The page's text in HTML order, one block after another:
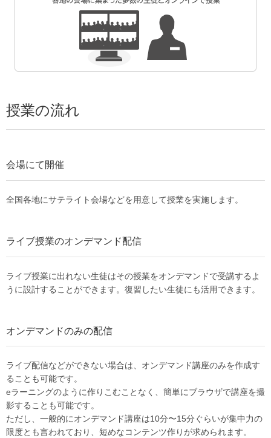
授業の流れ
会場にて開催
全国各地にサテライト会場などを用意して授業を実施します。
ライブ授業のオンデマンド配信
ライブ授業に出れない生徒はその授業をオンデマンドで受講するよ
うに設計することができます。復習したい生徒にも活用できます。
オンデマンドのみの配信
ライブ配信などができない場合は、オンデマンド講座のみを作成す
ることも可能です。
eラーニングのように作りこむことなく、簡単にブラウザで講座を撮
影することも可能です。
ただし、一般的にオンデマンド講座は10分〜15分ぐらいが集中力の
限度とも言われており、短めなコンテンツ作りが求められます。